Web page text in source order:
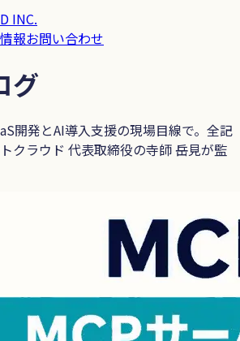
INC.
報お問い合わせ
グ
開発とAI導入支援の現場目線で。 全記
クラウド 代表取締役の寺師 岳見が監